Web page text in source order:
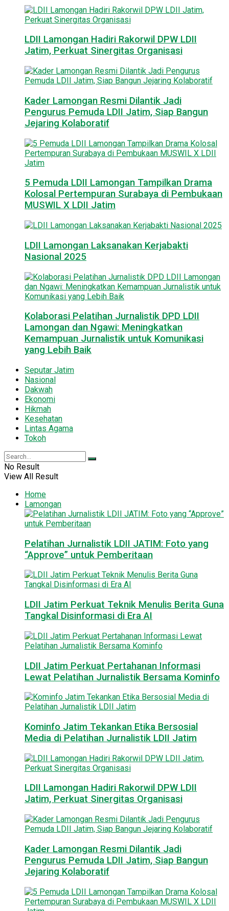
LDII Lamongan Hadiri Rakorwil DPW LDII
Jatim, Perkuat Sinergitas Organisasi
Kader Lamongan Resmi Dilantik Jadi
Pengurus Pemuda LDII Jatim, Siap Bangun
Jejaring Kolaboratif
5 Pemuda LDII Lamongan Tampilkan Drama
Kolosal Pertempuran Surabaya di Pembukaan
MUSWIL X LDII Jatim
LDII Lamongan Laksanakan Kerjabakti
Nasional 2025
Kolaborasi Pelatihan Jurnalistik DPD LDII
Lamongan dan Ngawi: Meningkatkan
Kemampuan Jurnalistik untuk Komunikasi
yang Lebih Baik
Seputar Jatim
Nasional
Dakwah
Ekonomi
Hikmah
Kesehatan
Lintas Agama
Tokoh
No Result
View All Result
Home
Lamongan
Pelatihan Jurnalistik LDII JATIM: Foto yang
“Approve” untuk Pemberitaan
LDII Jatim Perkuat Teknik Menulis Berita Guna
Tangkal Disinformasi di Era AI
LDII Jatim Perkuat Pertahanan Informasi
Lewat Pelatihan Jurnalistik Bersama Kominfo
Kominfo Jatim Tekankan Etika Bersosial
Media di Pelatihan Jurnalistik LDII Jatim
LDII Lamongan Hadiri Rakorwil DPW LDII
Jatim, Perkuat Sinergitas Organisasi
Kader Lamongan Resmi Dilantik Jadi
Pengurus Pemuda LDII Jatim, Siap Bangun
Jejaring Kolaboratif